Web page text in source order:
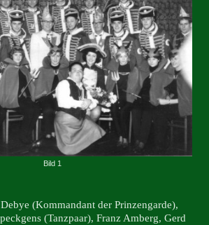
Bild 1
(Kommandant der Prinzengarde),
(Tanzpaar), Franz Amberg, Gerd